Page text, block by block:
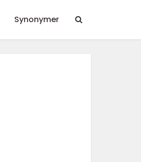
Synonymer